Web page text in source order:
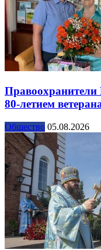
80-летием
Общество 05.08.2026